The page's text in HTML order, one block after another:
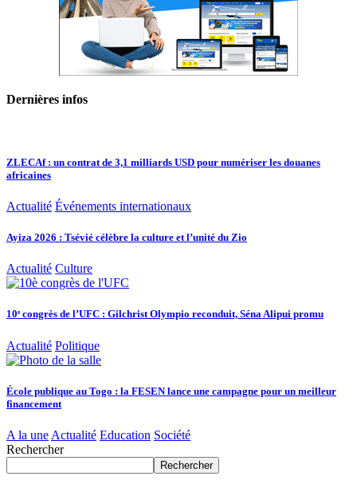
Dernières infos
ZLECAf : un contrat de 3,1 milliards USD pour numériser les douanes
africaines
Actualité Événements internationaux
Ayiza 2026 : Tsévié célèbre la culture et l’unité du Zio
Actualité Culture
10ᵉ congrès de l’UFC : Gilchrist Olympio reconduit, Séna Alipui promu
Actualité Politique
École publique au Togo : la FESEN lance une campagne pour un meilleur
financement
A la une Actualité Education Société
Rechercher
Rechercher